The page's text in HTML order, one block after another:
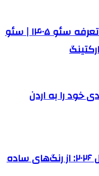
🔍 خدمات سئو حرفه‌ای + تعرفه سئو ۱۴۰۵ | سئو
خود را به اردن
انتخاب کاغذ دیواری در سال ۲۰۲۶: از رنگ‌های ساده